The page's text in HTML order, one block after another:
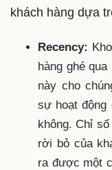
khách hàng dựa
Recency:
hàng ghé
này cho
sự hoạt động
không. Chỉ
rời bỏ của
ra được một